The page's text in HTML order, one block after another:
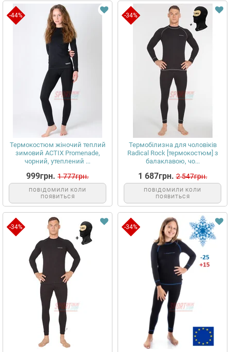
-44%
Термокостюм жіночий теплий
зимовий ACTIX Promenade,
чорний, утеплений ...
999грн. 1 777грн.
ПОВІДОМИЛИ КОЛИ
ПОЯВИТЬСЯ
-34%
Термобілизна для чоловіків
Radical Rock [термокостюм] з
балаклавою, чо...
1 687грн. 2 547грн.
ПОВІДОМИЛИ КОЛИ
ПОЯВИТЬСЯ
-34% -34%